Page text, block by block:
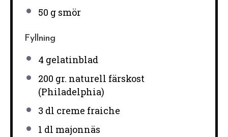
50 gsmör
Fyllning
4 gelatinblad
200 gr. naturell färskost
(Philadelphia)
3 dl creme fraiche
1 dl majonnäs